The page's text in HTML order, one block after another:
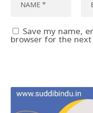
Save my name,
browser for the